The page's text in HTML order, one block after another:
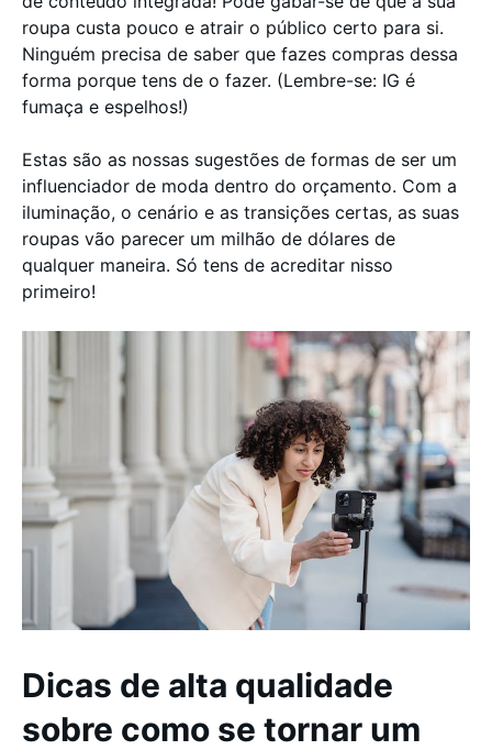
roupa custa pouco e atrair o público certo para si.
Ninguém precisa de saber que fazes compras dessa
forma porque tens de o fazer. (Lembre-se: IG é
fumaça e espelhos!)
Estas são as nossas sugestões de formas de ser um
influenciador de moda dentro do orçamento. Com a
iluminação, o cenário e as transições certas, as suas
roupas vão parecer um milhão de dólares de
qualquer maneira. Só tens de acreditar nisso
primeiro!
Dicas de alta qualidade
sobre como se tornar um